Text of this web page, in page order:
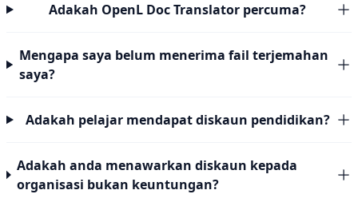
Adakah OpenL Doc Translator percuma?
Mengapa saya belum menerima fail terjemahan
saya?
Adakah pelajar mendapat diskaun pendidikan?
Adakah anda menawarkan diskaun kepada
organisasi bukan keuntungan?